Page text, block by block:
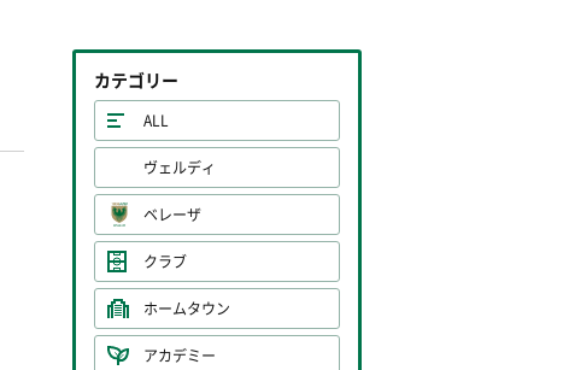
カテゴリー
ALL
ヴェルディ
ベレーザ
クラブ
ホームタウン
アカデミー